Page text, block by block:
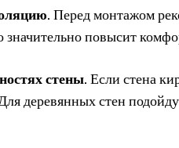
. Перед монтажом
повысит
стены. Если стена
деревянных стен